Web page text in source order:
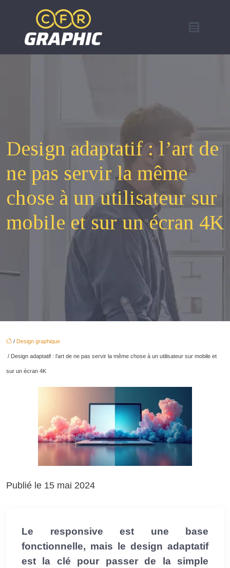
Design adaptatif : l’art de
ne pas servir la même
chose à un utilisateur sur
mobile et sur un écran 4K
/ Design graphique
/ Design adaptatif : l’art de ne pas servir la même chose à un utilisateur sur mobile et
sur un écran 4K
Publié le 15 mai 2024
Le responsive est une base
fonctionnelle, mais le design adaptatif
est la clé pour passer de la simple